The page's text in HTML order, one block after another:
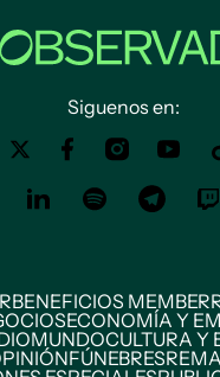
Siguenos en:
BENEFICIOS MEMBER
ECONOMÍA Y
MUNDOCULTURA Y
FÚNEBRES